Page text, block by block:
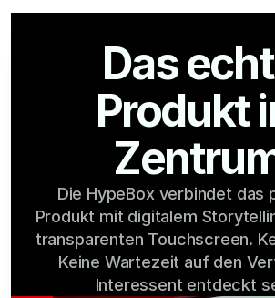
Das
Produkt
Die HypeBox verbindet das
Produkt mit digitalem
transparenten Touchscreen.
Keine Wartezeit auf den
Interessent entdeckt